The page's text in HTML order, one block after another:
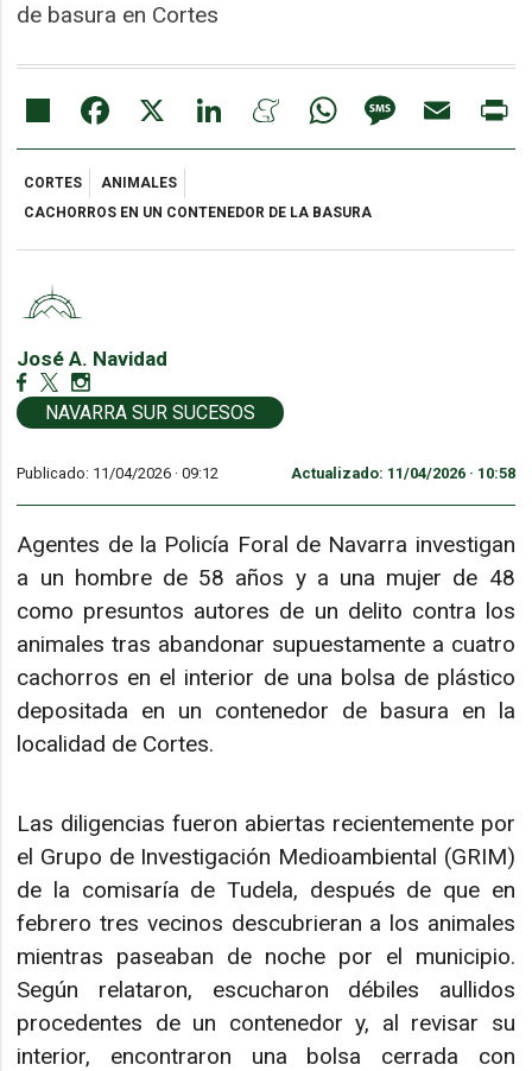
de basura en Cortes
Share Facebook LinkedIn MeneameWhatsAppMessageEmail
CORTES
ANIMALES
CACHORROS EN UN CONTENEDOR DE LA BASURA
José A. Navidad
NAVARRA SUR SUCESOS
Publicado: 11/04/2026 ·09:12 Actualizado: 11/04/2026 · 10:58
Agentes de la Policía Foral de Navarra investigan
a un hombre de 58 años y a una mujer de 48
como presuntos autores de un delito contra los
animales tras abandonar supuestamente a cuatro
cachorros en el interior de una bolsa de plástico
depositada en un contenedor de basura en la
localidad de Cortes.
Las diligencias fueron abiertas recientemente por
el Grupo de Investigación Medioambiental (GRIM)
de la comisaría de Tudela, después de que en
febrero tres vecinos descubrieran a los animales
mientras paseaban de noche por el municipio.
Según relataron, escucharon débiles aullidos
procedentes de un contenedor y, al revisar su
interior, encontraron una bolsa cerrada con